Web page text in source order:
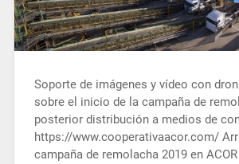
Soporte de imágenes y vídeo con dron
sobre el inicio de la campaña de
posterior distribución a medios de
https://www.cooperativaacor.com/
campaña de remolacha 2019 en